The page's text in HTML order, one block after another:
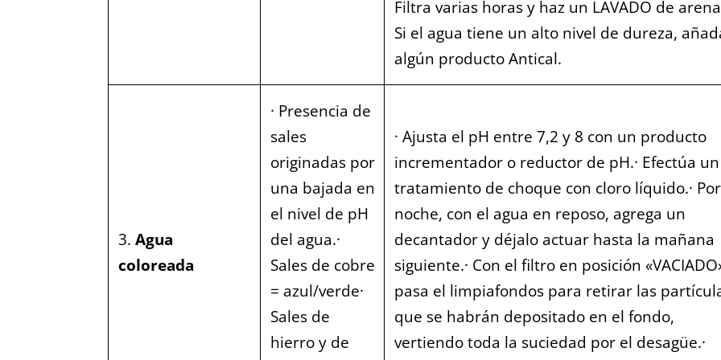
Filtra varias horas y haz un LAVADO de
Si el agua tiene un alto nivel de dureza,
algún producto Antical.
3. Agua
coloreada
· Presencia de
sales
originadas por
una bajada en
el nivel de pH
del agua.·
Sales de cobre
= azul/verde·
Sales de
hierro y de
· Ajusta el pH entre 7,2 y 8 con un producto
incrementador o reductor de pH.· Efectúa un
tratamiento de choque con cloro líquido.·
noche, con el agua en reposo, agrega un
decantador y déjalo actuar hasta la mañana
siguiente.· Con el filtro en posición
pasa el limpiafondos para retirar las
que se habrán depositado en el fondo,
vertiendo toda la suciedad por el desagüe.·